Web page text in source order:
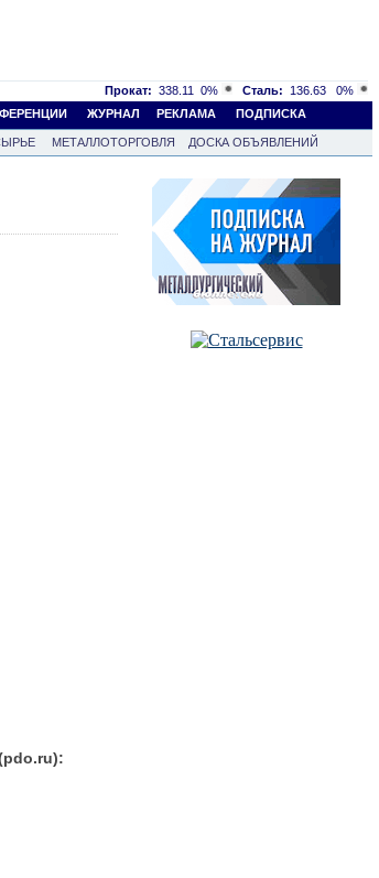
Прокат: 338.11 0% Сталь: 136.63
0%
ЖУРНАЛ РЕКЛАМА ПОДПИСКА
МЕТАЛЛОТОРГОВЛЯ
ДОСКА ОБЪЯВЛЕНИЙ